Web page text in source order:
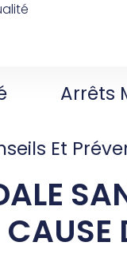
Arrêts
Et
CAUSE